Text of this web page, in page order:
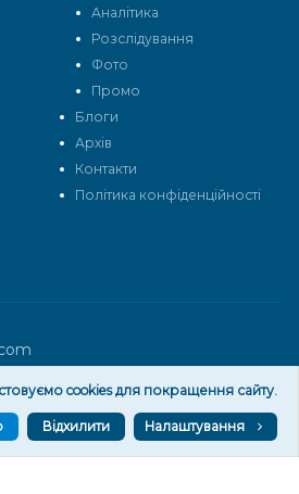
Аналітика
Розслідування
Фото
Промо
Блоги
Архів
Контакти
Політика конфіденційності
cookies для покращення сайту.
Відхилити Налаштування